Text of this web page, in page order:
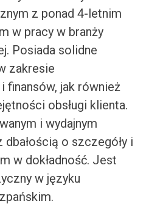
z ponad 4-letnim
w pracy w branży
Posiada solidne
zakresie
finansów, jak również
obsługi klienta.
i wydajnym
o szczegóły i
w dokładność. Jest
w języku